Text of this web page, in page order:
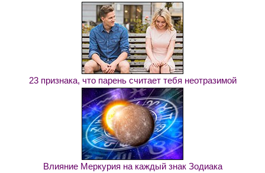
23 признака, что парень считает тебя неотразимой
Влияние Меркурия на каждый знак Зодиака